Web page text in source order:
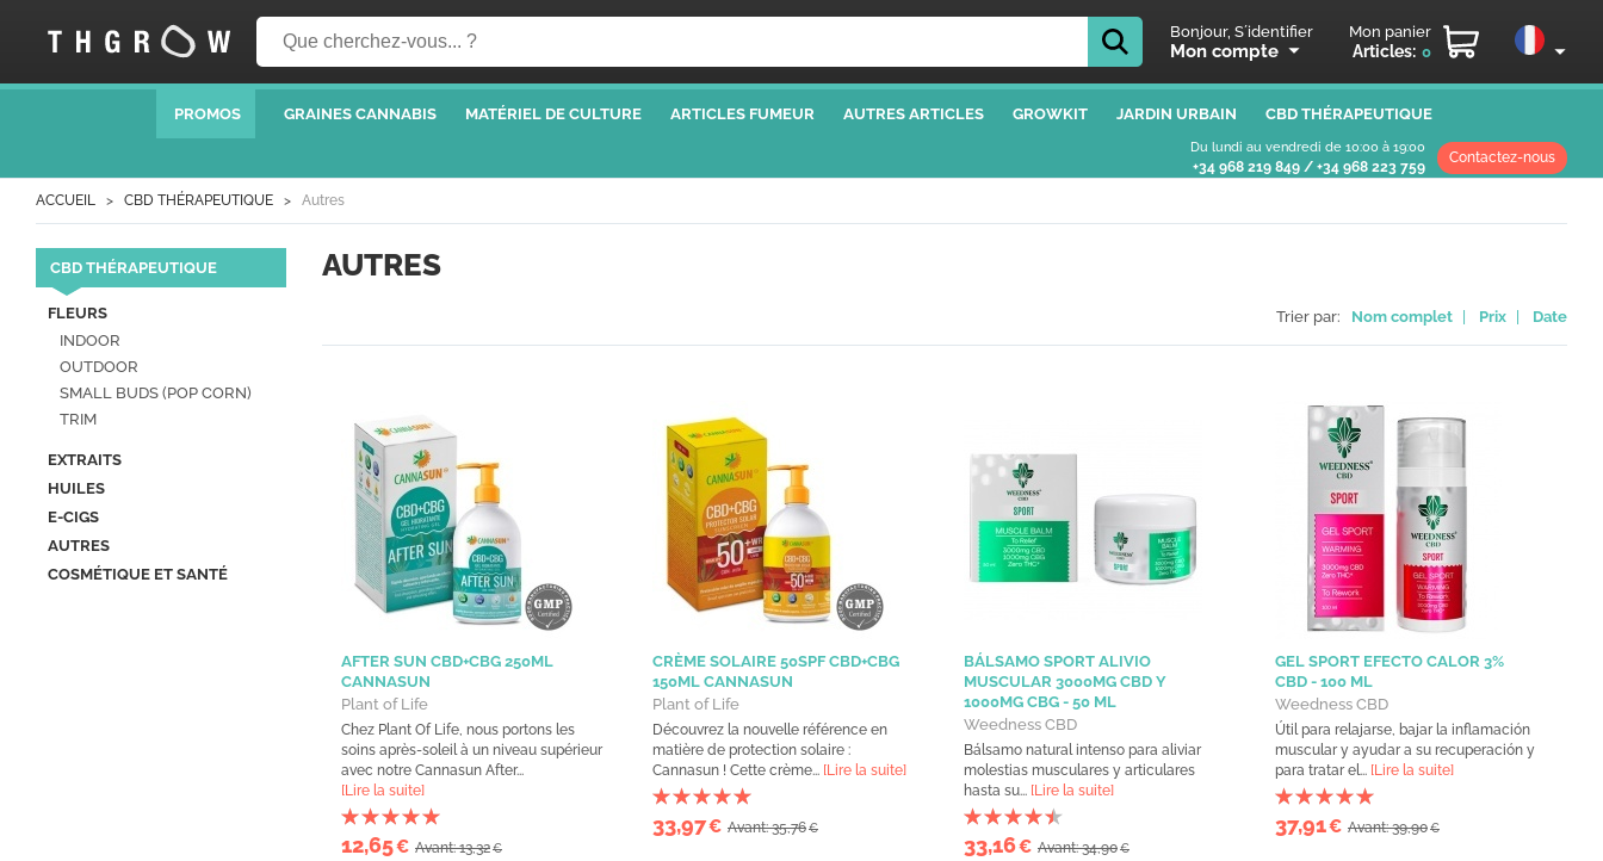
Bonjour, S´identifier
Mon compte
Mon panier
Articles: 0
PROMOS GRAINES CANNABIS MATÉRIEL DE CULTURE ARTICLES FUMEUR AUTRES ARTICLES GROWKIT JARDIN URBAIN CBD THÉRAPEUTIQUE
Du lundi au vendredi de 10:00 à 19:00
+34 968 219 849 / +34 968 223 759
Contactez-nous
ACCUEIL CBD THÉRAPEUTIQUE Autres
CBD THÉRAPEUTIQUE
FLEURS
INDOOR
OUTDOOR
SMALL BUDS (POP CORN)
TRIM
EXTRAITS
HUILES
E-CIGS
AUTRES
COSMÉTIQUE ET SANTÉ
AUTRES
Trier par: Nom complet Prix Date
AFTER SUN CBD+CBG 250ML
CANNASUN
Plant of Life
Chez Plant Of Life, nous portons les
soins après-soleil à un niveau supérieur
avec notre Cannasun After...
[Lire la suite]
12,65€ Avant: 13,32€
CRÈME SOLAIRE 50SPF CBD+CBG
150ML CANNASUN
Plant of Life
Découvrez la nouvelle référence en
matière de protection solaire :
Cannasun ! Cette crème... [Lire la suite]
33,97€ Avant: 35,76€
BÁLSAMO SPORT ALIVIO
MUSCULAR 3000MG CBD Y
1000MG CBG - 50 ML
Weedness CBD
Bálsamo natural intenso para aliviar
molestias musculares y articulares
hasta su... [Lire la suite]
33,16€ Avant: 34,90€
GEL SPORT EFECTO CALOR 3%
CBD - 100 ML
Weedness CBD
Útil para relajarse, bajar la inflamación
muscular y ayudar a su recuperación y
para tratar el... [Lire la suite]
37,91€ Avant: 39,90€